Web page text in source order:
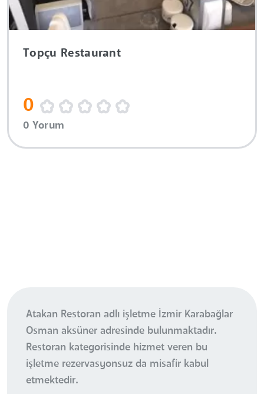
Topçu Restaurant
0
0 Yorum
Atakan Restoran adlı işletme İzmir Karabağlar
Osman aksüner adresinde bulunmaktadır.
Restoran kategorisinde hizmet veren bu
işletme rezervasyonsuz da misafir kabul
etmektedir.